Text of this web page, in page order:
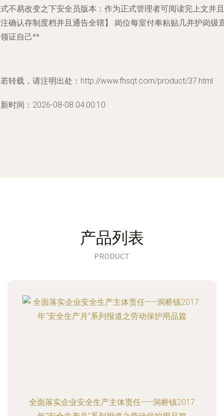
不易改变之下安全员版本：作为正式管理者可阅读完上文并且
确认存制度档并且通告全辖】
岗位每室付奉粘贴几并护岗级
证自己**
转载，请注明出处：http://www.fhsqt.com/product/37.html
时间：2026-08-08 04:00:10
产品列表
PRODUCT
全面落实企业安全生产主体责任——洞桥镇2017